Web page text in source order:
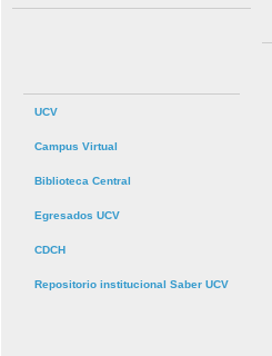
UCV
Campus Virtual
Biblioteca Central
Egresados UCV
CDCH
Repositorio institucional Saber UCV